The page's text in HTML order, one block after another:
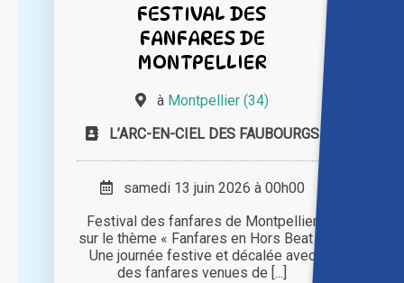
FESTIVAL DES
FANFARES DE
MONTPELLIER
à Montpellier (34)
L’ARC-EN-CIEL DES FAUBOURGS
samedi 13 juin 2026 à 00h00
Festival des fanfares de Montpellier
sur le thème « Fanfares en Hors Beat ».
Une journée festive et décalée avec
des fanfares venues de [...]